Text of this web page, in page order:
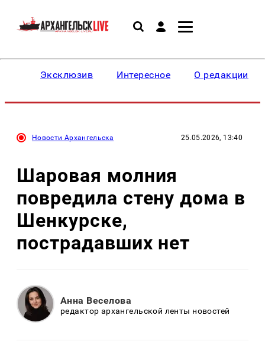
Эксклюзив Интересное О редакции
Новости Архангельска 25.05.2026, 13:40
Шаровая молния
повредила стену дома в
Шенкурске,
пострадавших нет
Анна Веселова
редактор архангельской ленты новостей